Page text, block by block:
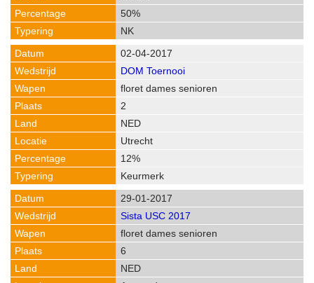
50%
NK
02-04-2017
DOM Toernooi
floret dames senioren
2
NED
Utrecht
12%
Keurmerk
29-01-2017
Sista USC 2017
floret dames senioren
6
NED